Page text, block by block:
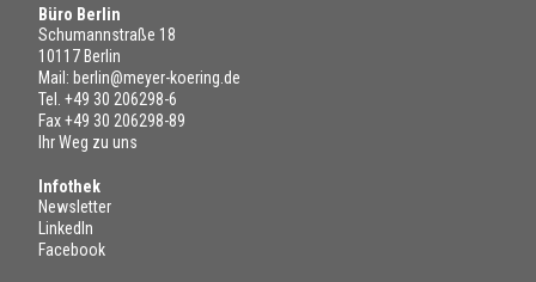
Büro Berlin
Schumannstraße 18
10117 Berlin
Mail: berlin@meyer-koering.de
Tel. +49 30 206298-6
Fax +49 30 206298-89
Ihr Weg zu uns
Infothek
Newsletter
LinkedIn
Facebook